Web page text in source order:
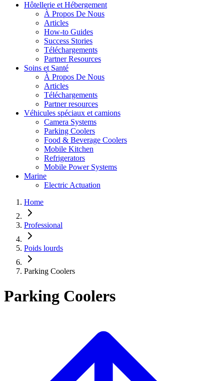
Hôtellerie et Hébergement
À Propos De Nous
Articles
How-to Guides
Success Stories
Téléchargements
Partner Resources
Soins et Santé
À Propos De Nous
Articles
Téléchargements
Partner resources
Véhicules spéciaux et camions
Camera Systems
Parking Coolers
Food & Beverage Coolers
Mobile Kitchen
Refrigerators
Mobile Power Systems
Marine
Electric Actuation
Home
Professional
Poids lourds
Parking Coolers
Parking Coolers